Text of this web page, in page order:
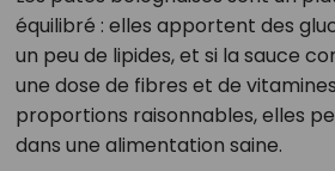
équilibré : elles apportent des
un peu de lipides, et si la sauce
une dose de fibres et de
proportions raisonnables, elles
dans une alimentation saine.